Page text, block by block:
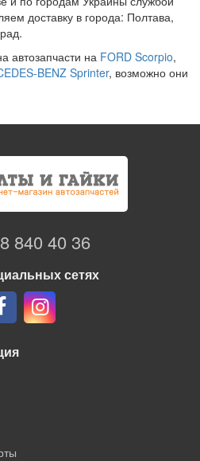
доставку в города: Полтава,
автозапчасти на FORD Scorpio,
BENZ Sprinter, возможно они
840 40 36
сетях